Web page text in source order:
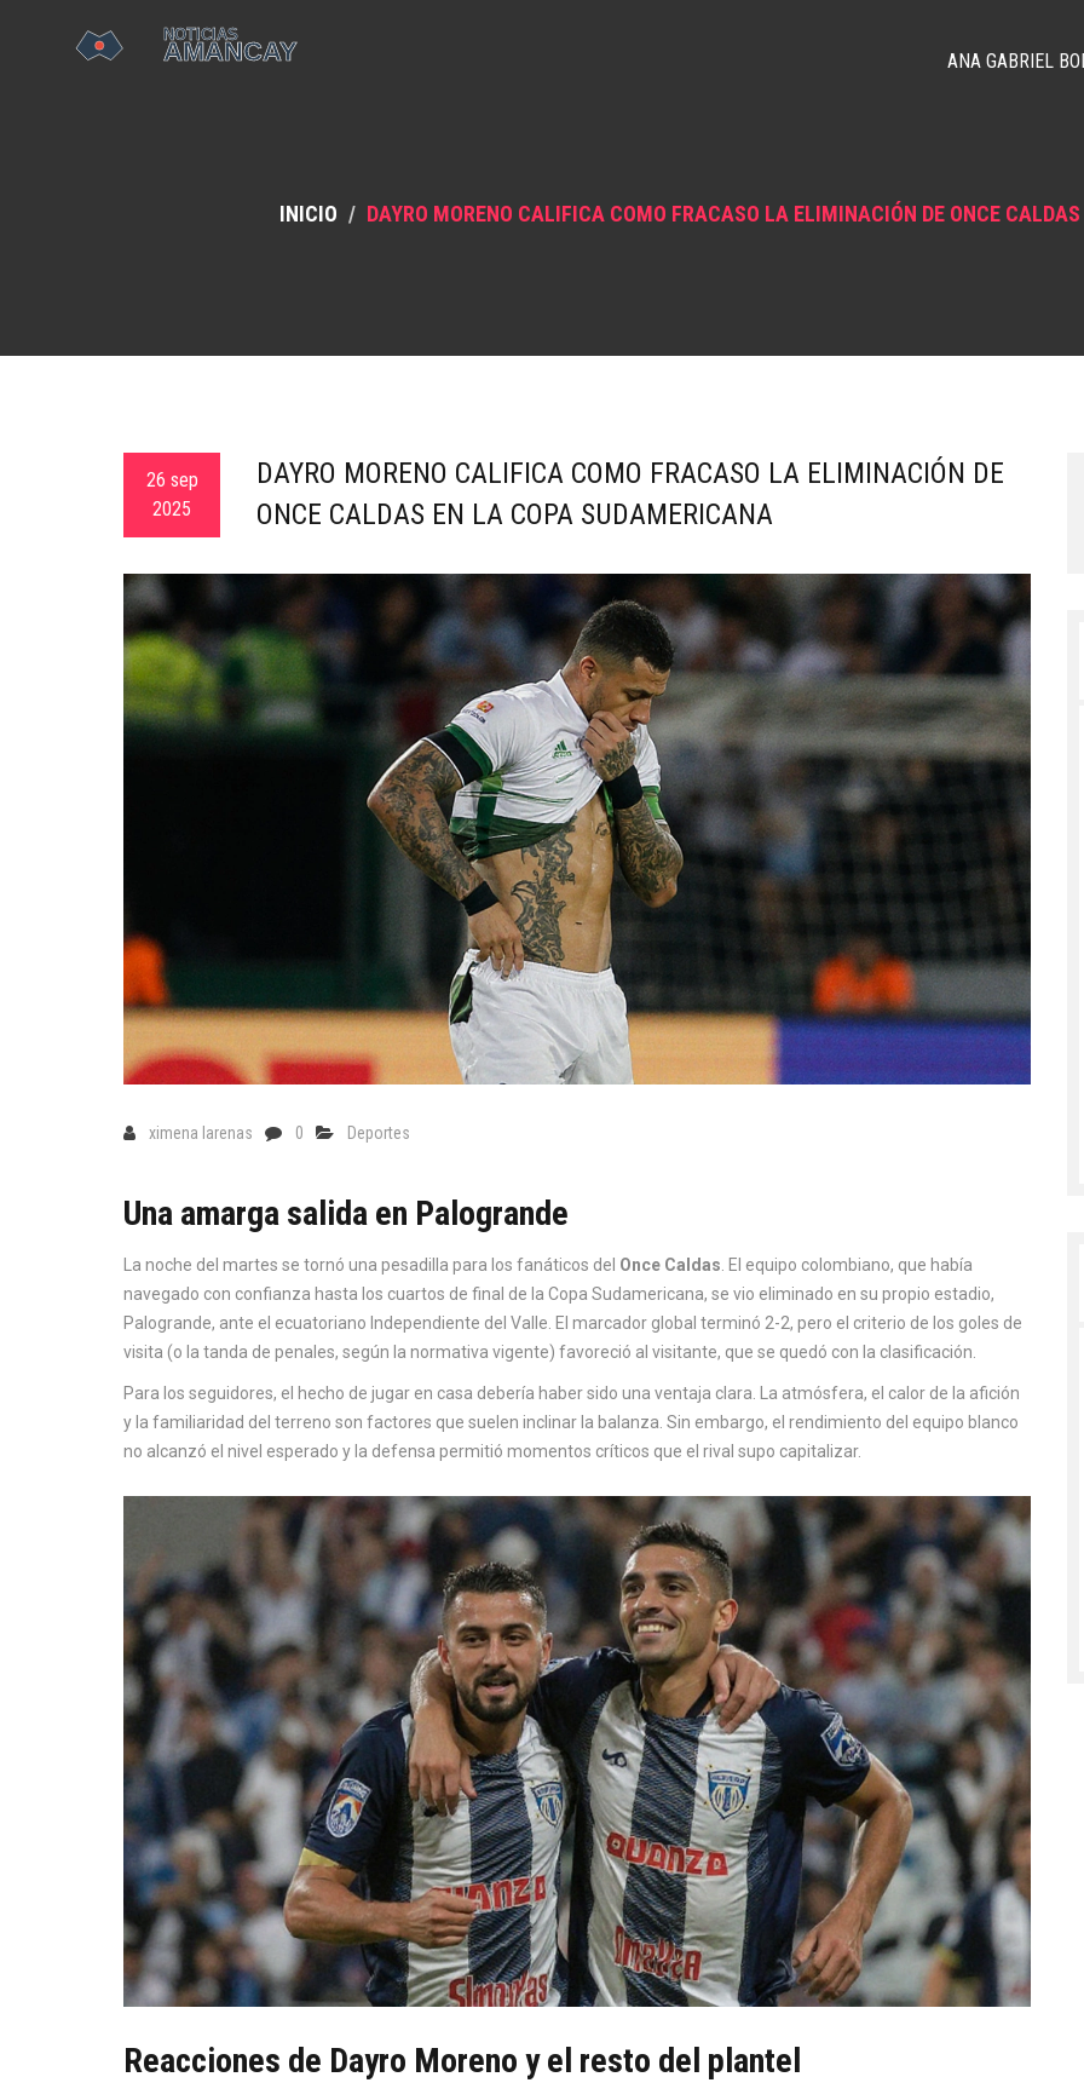
ANA GABRIEL
INICIO DAYRO MORENO CALIFICA COMO FRACASO LA ELIMINACIÓN DE ONCE
26 sep
2025
DAYRO MORENO CALIFICA COMO FRACASO LA ELIMINACIÓN DE
ONCE CALDAS EN LA COPA SUDAMERICANA
ximena larenas 0 Deportes
Una amarga salida en Palogrande
La noche del martes se tornó una pesadilla para los fanáticos del Once Caldas . El equipo colombiano, que había
navegado con confianza hasta los cuartos de final de la Copa Sudamericana, se vio eliminado en su propio estadio,
Palogrande, ante el ecuatoriano Independiente del Valle. El marcador global terminó 2-2, pero el criterio de los goles de
visita (o la tanda de penales, según la normativa vigente) favoreció al visitante, que se quedó con la clasificación.
Para los seguidores, el hecho de jugar en casa debería haber sido una ventaja clara. La atmósfera, el calor de la afición
y la familiaridad del terreno son factores que suelen inclinar la balanza. Sin embargo, el rendimiento del equipo blanco
no alcanzó el nivel esperado y la defensa permitió momentos críticos que el rival supo capitalizar.
Reacciones de Dayro Moreno y el resto del plantel